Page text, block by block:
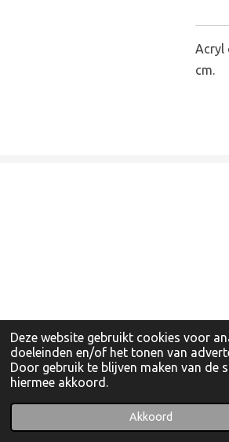
Deze website gebruikt cookies voor
doeleinden en/of het tonen van
Door gebruik te blijven maken van de
hiermee akkoord.
Akkoord
Acryl
cm.